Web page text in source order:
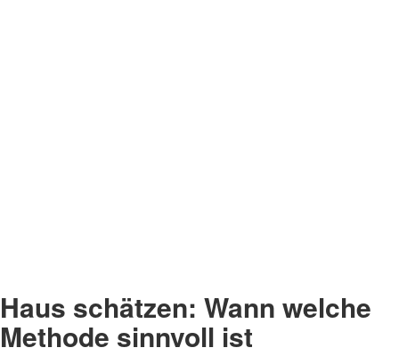
Haus schätzen: Wann welche
Methode sinnvoll ist